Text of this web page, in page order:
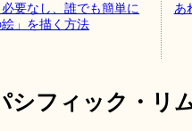
要なし、誰でも簡単に
絵」を描く方法
あ
シフィック・リ